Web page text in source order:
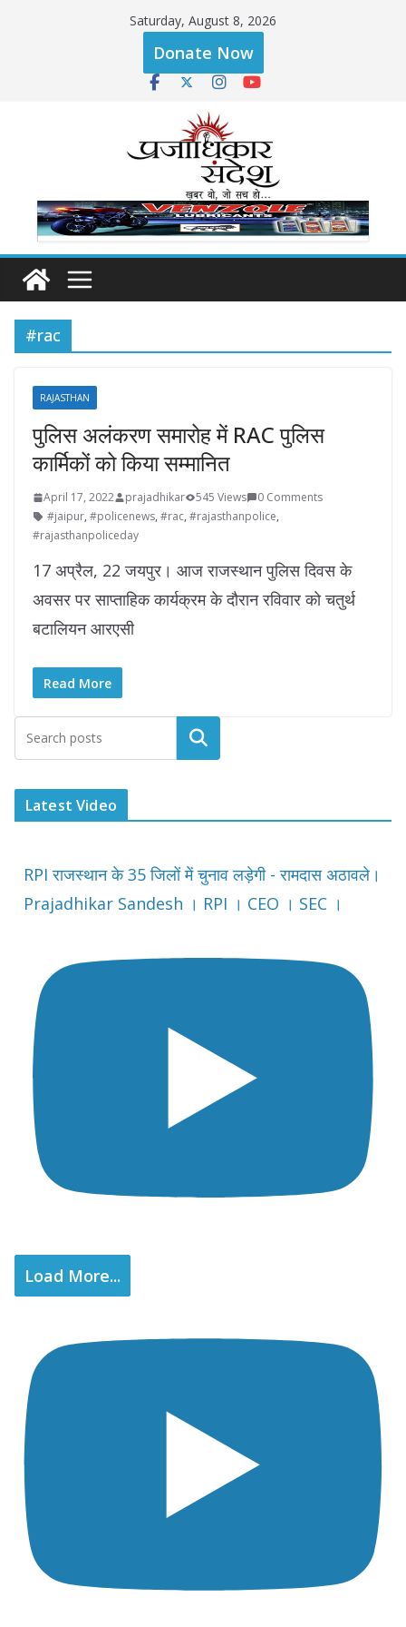
Saturday, August 8, 2026
Donate Now
#rac
RAJASTHAN
पुलिस अलंकरण समारोह में RAC पुलिस
कार्मिकों को किया सम्मानित
April 17, 2022 prajadhikar 545 Views
0 Comments
#jaipur, #policenews, #rac, #rajasthanpolice,
#rajasthanpoliceday
17 अप्रैल, 22 जयपुर। आज राजस्थान पुलिस दिवस के
अवसर पर साप्ताहिक कार्यक्रम के दौरान रविवार को चतुर्थ
बटालियन आरएसी
Read More
Latest Video
RPI राजस्थान के 35 जिलों में चुनाव लड़ेगी - रामदास अठावले।
Prajadhikar Sandesh । RPI । CEO । SEC ।
Load More...